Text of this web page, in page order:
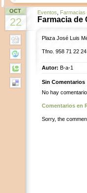
OCT
22
Eventos Farmacias
Farmacia de
Plaza José Luis
Tfno. 958 71 22 24
Autor: B-a-1
Sin Comentarios
No hay
Comentarios en
Sorry, the